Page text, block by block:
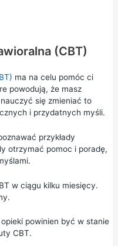
(CBT)
ma na celu pomóc ci
powodują, że masz
się zmieniać to
i przydatnych myśli.
przykłady
otrzymać pomoc i poradę,
w ciągu kilku miesięcy.
powinien być w stanie
CBT.